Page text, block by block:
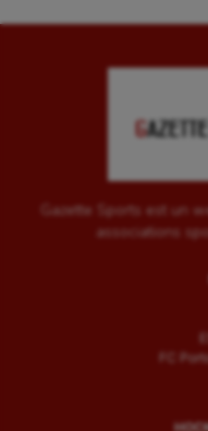
Gazette Sports est un
associations
FC